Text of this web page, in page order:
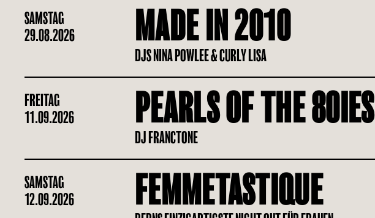
SAMSTAG
29.08.2026
MADE IN 2010
DJS NINA POWLEE & CURLY LISA
FREITAG
11.09.2026
PEARLS OF THE 80IES
DJ FRANCTONE
SAMSTAG
12.09.2026
FEMMETASTIQUE